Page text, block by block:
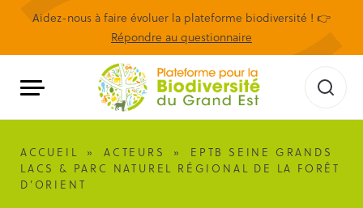
Aidez-nous à faire évoluer la plateforme biodiversité ! 👉
Répondre au questionnaire
ACCUEIL » ACTEURS »
EPTB SEINE GRANDS
LACS & PARC NATUREL RÉGIONAL DE LA FORÊT
D’ORIENT